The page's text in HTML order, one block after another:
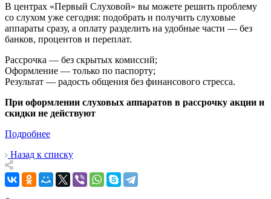
В центрах «Первый Слуховой» вы можете решить проблему
со слухом уже сегодня: подобрать и получить слуховые
аппараты сразу, а оплату разделить на удобные части — без
банков, процентов и переплат.
Рассрочка — без скрытых комиссий;
Оформление — только по паспорту;
Результат — радость общения без финансового стресса.
При оформлении слуховых аппаратов в рассрочку акции и
скидки не действуют
Подробнее
Назад к списку